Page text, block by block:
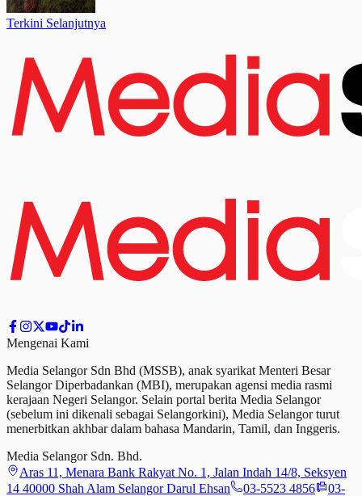
Terkini Selanjutnya
Mengenai Kami
Media Selangor Sdn Bhd (MSSB), anak syarikat Menteri Besar
Selangor Diperbadankan (MBI), merupakan agensi media rasmi
kerajaan Negeri Selangor. Selain portal berita Media Selangor
(sebelum ini dikenali sebagai Selangorkini), Media Selangor turut
menerbitkan akhbar dalam bahasa Mandarin, Tamil, dan Inggeris.
Media Selangor Sdn. Bhd.
Aras 11, Menara Bank Rakyat No. 1, Jalan Indah 14/8, Seksyen
14 40000 Shah Alam Selangor Darul Ehsan
03-5523 4856
03-